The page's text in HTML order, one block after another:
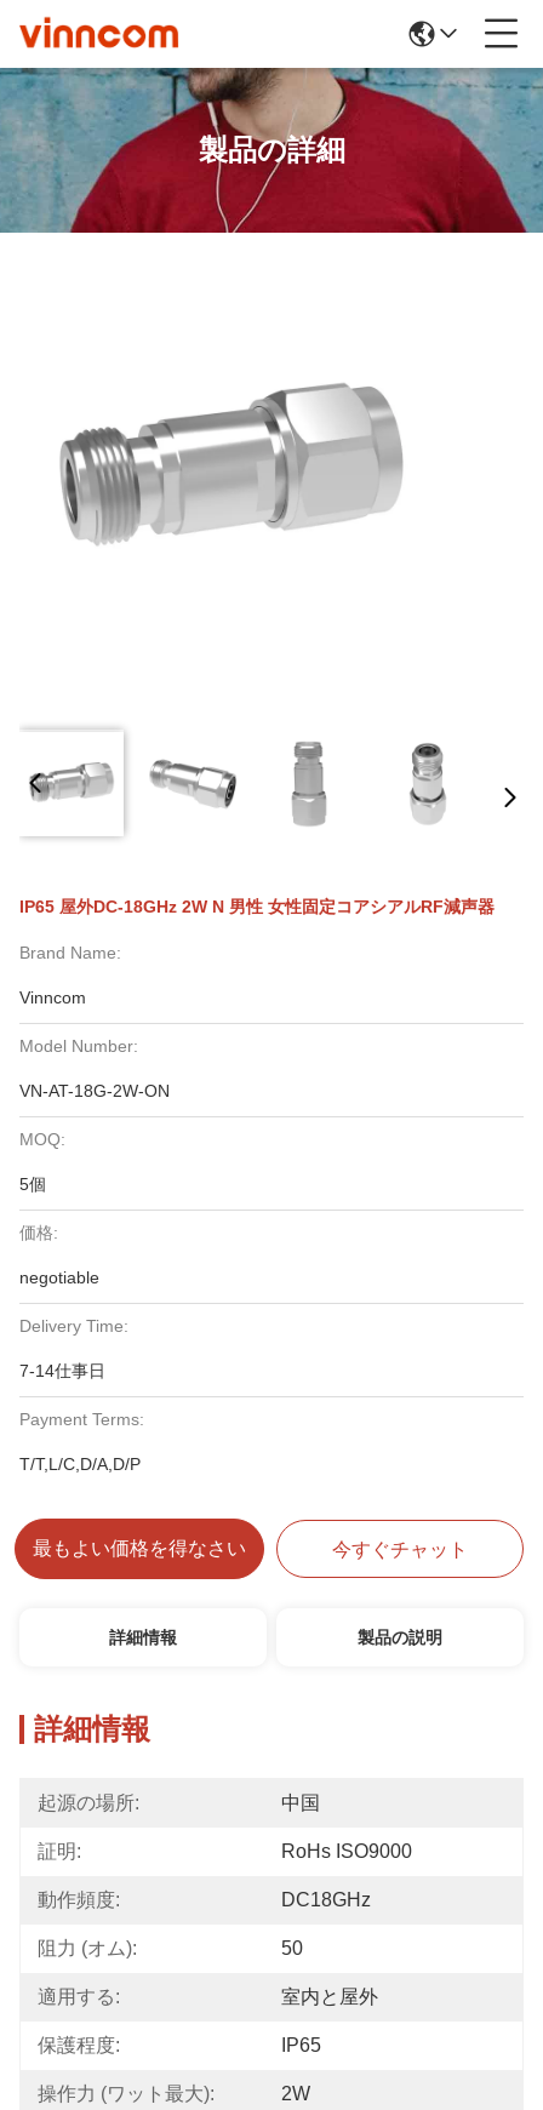
製品の詳細
IP65 屋外DC-18GHz 2W N 男性 女性固定コアシアルRF減声器
Brand Name:
Vinncom
Model Number:
VN-AT-18G-2W-ON
MOQ:
5個
価格:
negotiable
Delivery Time:
7-14仕事日
Payment Terms:
T/T,L/C,D/A,D/P
最もよい価格を得なさい 今すぐチャット
詳細情報 製品の説明
詳細情報
起源の場所: 中国
証明: RoHs ISO9000
動作頻度: DC18GHz
阻力 (オム): 50
適用する: 室内と屋外
保護程度: IP65
操作力 (ワット最大): 2W